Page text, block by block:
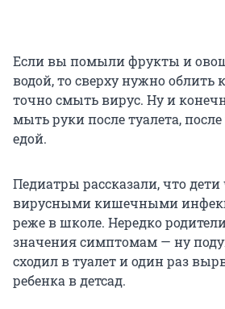
Если вы помыли фрукты и
водой, то сверху нужно облить
точно смыть вирус. Ну и
мыть руки после туалета,
едой.
Педиатры рассказали, что
вирусными кишечными
реже в школе. Нередко
значения симптомам — ну
сходил в туалет и один раз
ребенка в детсад.